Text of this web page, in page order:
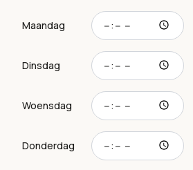
Maandag Openingstijd
Dinsdag Openingstijd
Woensdag Openingstijd
Donderdag Openingstijd